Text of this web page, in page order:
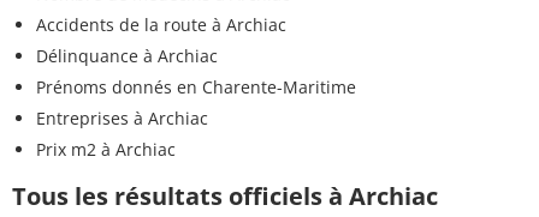
Accidents de la route à Archiac
Délinquance à Archiac
Prénoms donnés en Charente-Maritime
Entreprises à Archiac
Prix m2 à Archiac
Tous les résultats officiels à Archiac